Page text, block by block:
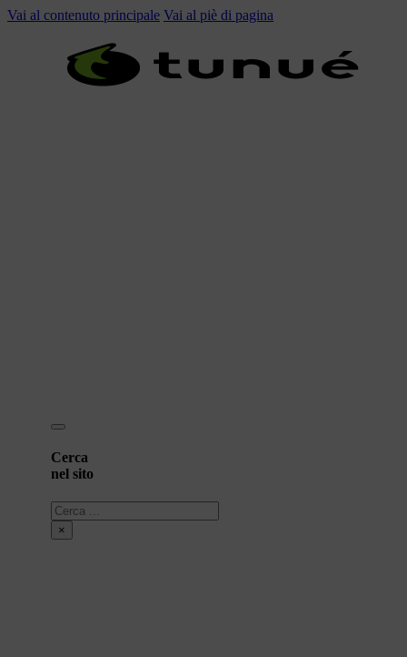
Vai al contenuto principale Vai al piè di pagina
Cerca
nel sito
Cerca
×